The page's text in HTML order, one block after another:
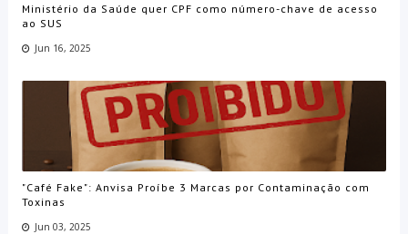
Ministério da Saúde quer CPF como número-chave de acesso
ao SUS
Jun 16, 2025
"Café Fake": Anvisa Proíbe 3 Marcas por Contaminação com
Toxinas
Jun 03, 2025